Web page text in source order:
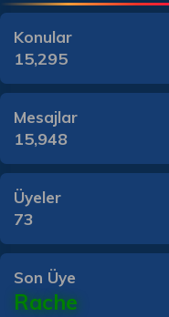
Konular
15,295
Mesajlar
15,948
Üyeler
73
Son Üye
Rache